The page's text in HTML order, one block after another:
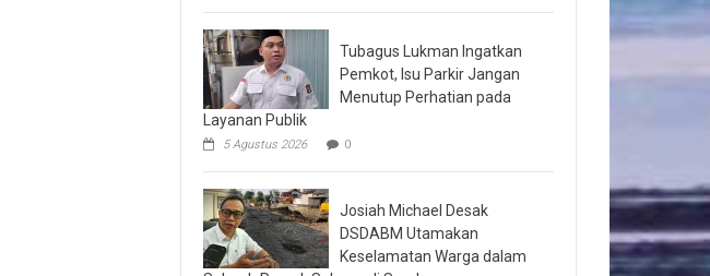
Tubagus Lukman Ingatkan
Pemkot, Isu Parkir Jangan
Menutup Perhatian pada
Layanan Publik
5 Agustus 2026 0
Josiah Michael Desak
DSDABM Utamakan
Keselamatan Warga dalam